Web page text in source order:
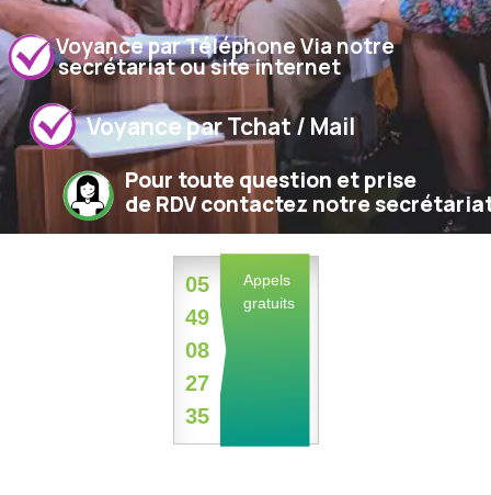
secrétariat ou site internet
Pour toute question et prise
de RDV contactez notre
Voyance par Tchat / Mail
Voyance par Téléphone Via notre
05
49
08
27
35
Appels
gratuits